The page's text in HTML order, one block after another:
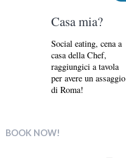
Casa mia?
Social eating, cena a
casa della Chef,
raggiungici a tavola
per avere un assaggio
di Roma!
BOOK NOW!